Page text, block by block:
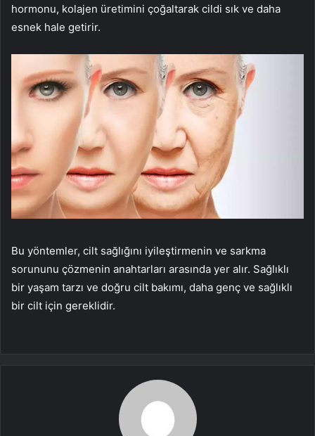
hormonu, kolajen üretimini çoğaltarak cildi sık ve daha
esnek hale getirir.
Bu yöntemler, cilt sağlığını iyileştirmenin ve sarkma
sorununu çözmenin anahtarları arasında yer alır. Sağlıklı
bir yaşam tarzı ve doğru cilt bakımı, daha genç ve sağlıklı
bir cilt için gereklidir.